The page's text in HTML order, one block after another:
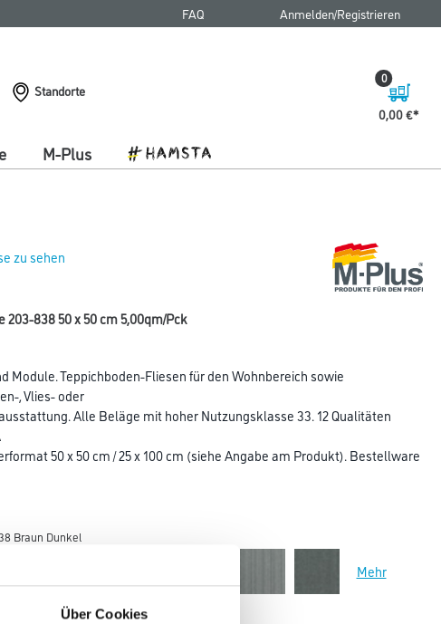
Über Cookies
FAQ Anmelden/Registrieren
Standorte
0,00 €
0
M-Plus
zu sehen
203-838 50 x 50 cm 5,00qm/Pck
Module. Teppichboden-Fliesen für den Wohnbereich sowie
, Vlies- oder
Alle Beläge mit hoher Nutzungsklasse 33. 12 Qualitäten
50 x 50 cm / 25 x 100 cm (siehe Angabe am Produkt). Bestellware
Braun Dunkel
Mehr